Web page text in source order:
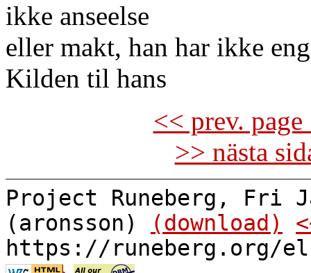
ikke anseelse
eller makt, han har ikke
Kilden til hans
<< prev.
>> nästa
Project Runeberg, Fri
(aronsson)
(download)
https://runeberg.org/